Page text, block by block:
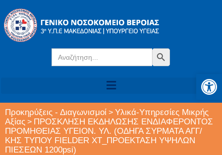
Search
for:
Search Button
Προκηρύξεις - Διαγωνισμοί > Υλικά-Υπηρεσίες Μικρής
Αξίας > ΠΡΟΣΚΛΗΣΗ ΕΚΔΗΛΩΣΗΣ ΕΝΔΙΑΦΕΡΟΝΤΟΣ
ΠΡΟΜΗΘΕΙΑΣ ΥΓΕΙΟΝ. ΥΛ. (ΟΔΗΓΑ ΣΥΡΜΑΤΑ ΑΓΓ/
ΚΗΣ ΤΥΠΟΥ FIELDER XT_ΠΡΟΕΚΤΑΣΗ ΥΨΗΛΩΝ
ΠΙΕΣΕΩΝ 1200psi)